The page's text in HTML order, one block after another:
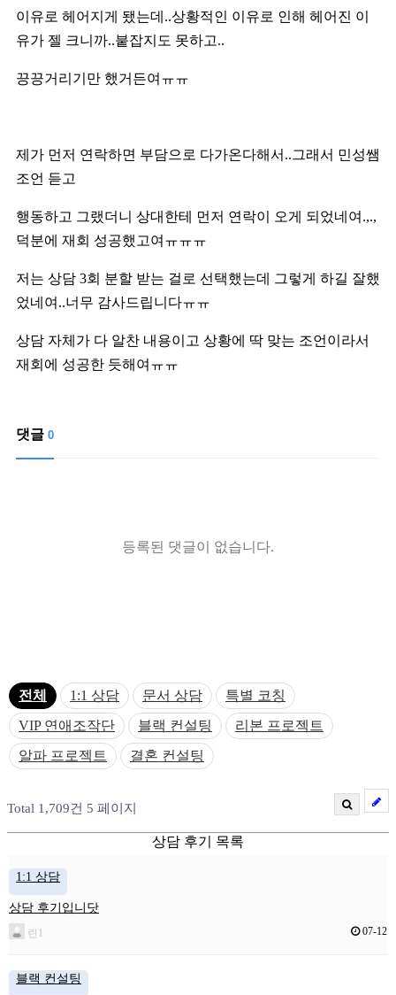
이유로 헤어지게 됐는데..상황적인 이유로 인해 헤어진 이
유가 젤 크니까..붙잡지도 못하고..
끙끙거리기만 했거든여ㅠㅠ
제가 먼저 연락하면 부담으로 다가온다해서..그래서 민성쌤
조언 듣고
행동하고 그랬더니 상대한테 먼저 연락이 오게 되었네여.,.,
덕분에 재회 성공했고여ㅠㅠㅠ
저는 상담 3회 분할 받는 걸로 선택했는데 그렇게 하길 잘했
었네여..너무 감사드립니다ㅠㅠ
상담 자체가 다 알찬 내용이고 상황에 딱 맞는 조언이라서
재회에 성공한 듯해여ㅠㅠ
댓글 0
등록된 댓글이 없습니다.
전체 1:1 상담 문서 상담
특별 코칭
VIP 연애조작단
블랙 컨설팅
리본 프로젝트
알파 프로젝트
결혼 컨설팅
Total 1,709건 5 페이지
상담 후기 목록
1:1 상담
상담 후기입니닷
린1 07-12
블랙 컨설팅